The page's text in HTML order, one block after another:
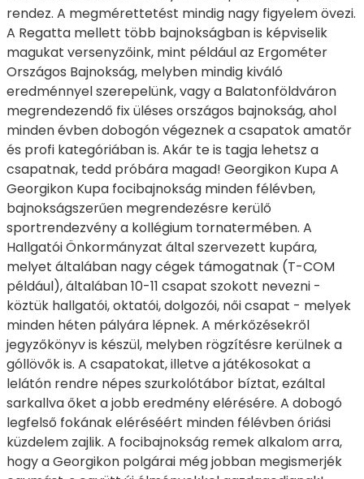
rendez. A megmérettetést mindig nagy figyelem övezi.
A Regatta mellett több bajnokságban is képviselik
magukat versenyzőink, mint például az Ergométer
Országos Bajnokság, melyben mindig kiváló
eredménnyel szerepelünk, vagy a Balatonföldváron
megrendezendő fix üléses országos bajnokság, ahol
minden évben dobogón végeznek a csapatok amatőr
és profi kategóriában is. Akár te is tagja lehetsz a
csapatnak, tedd próbára magad! Georgikon Kupa A
Georgikon Kupa focibajnokság minden félévben,
bajnokságszerűen megrendezésre kerülő
sportrendezvény a kollégium tornatermében. A
Hallgatói Önkormányzat által szervezett kupára,
melyet általában nagy cégek támogatnak (T-COM
például), általában 10-11 csapat szokott nevezni -
köztük hallgatói, oktatói, dolgozói, női csapat - melyek
minden héten pályára lépnek. A mérkőzésekről
jegyzőkönyv is készül, melyben rögzítésre kerülnek a
góllövők is. A csapatokat, illetve a játékosokat a
lelátón rendre népes szurkolótábor bíztat, ezáltal
sarkallva őket a jobb eredmény elérésére. A dobogó
legfelső fokának eléréséért minden félévben óriási
küzdelem zajlik. A focibajnokság remek alkalom arra,
hogy a Georgikon polgárai még jobban megismerjék